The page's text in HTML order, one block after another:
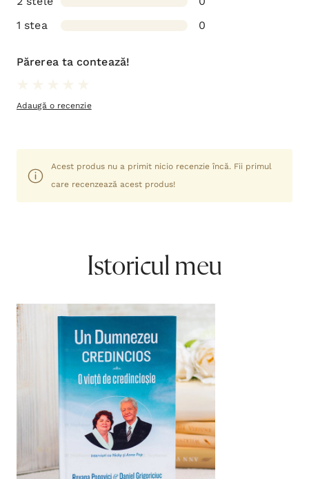
1 stea
0
Părerea ta contează!
Adaugă o recenzie
Acest produs nu a primit nicio recenzie încă. Fii primul
care recenzează acest produs!
Istoricul meu